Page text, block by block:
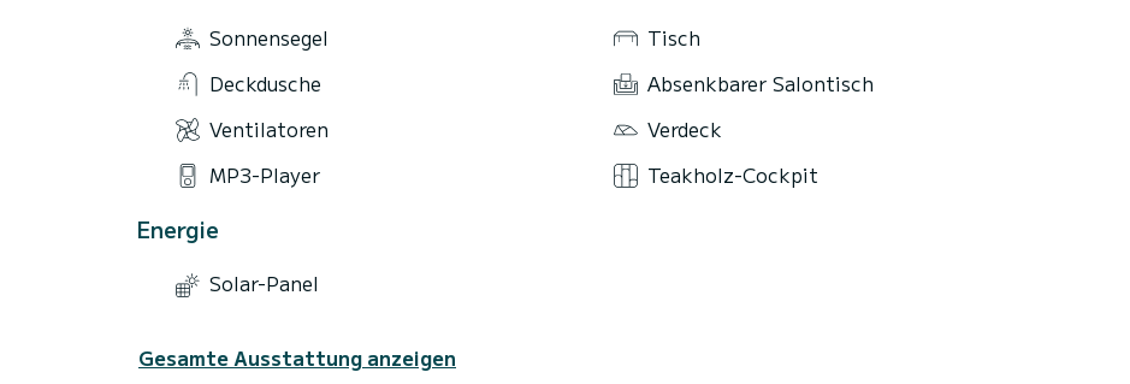
Sonnensegel
Tisch
Deckdusche
Absenkbarer Salontisch
Ventilatoren
Verdeck
MP3-Player
Teakholz-Cockpit
Energie
Solar-Panel
Gesamte Ausstattung anzeigen